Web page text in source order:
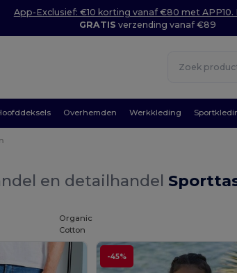
App-Exclusief: €10 korting vanaf €80 met APP10.
GRATIS verzending vanaf €89
Overhemden Werkkleding
en detailhandel
-45%
Organic
Cotton